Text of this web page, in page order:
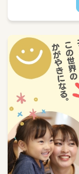
・
合い
・大
12名
・年
方
＃楽
・「
ーム
や保